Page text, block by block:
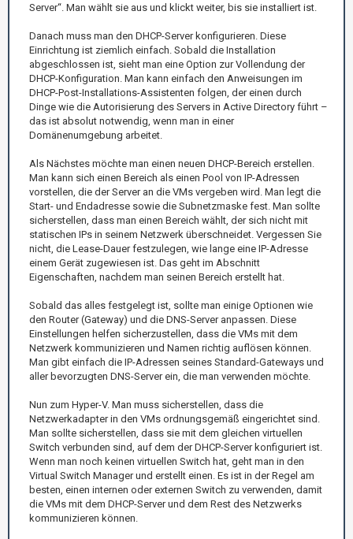
Server“. Man wählt sie aus und klickt weiter, bis sie installiert ist.
Danach muss man den DHCP-Server konfigurieren. Diese
Einrichtung ist ziemlich einfach. Sobald die Installation
abgeschlossen ist, sieht man eine Option zur Vollendung der
DHCP-Konfiguration. Man kann einfach den Anweisungen im
DHCP-Post-Installations-Assistenten folgen, der einen durch
Dinge wie die Autorisierung des Servers in Active Directory führt –
das ist absolut notwendig, wenn man in einer
Domänenumgebung arbeitet.
Als Nächstes möchte man einen neuen DHCP-Bereich erstellen.
Man kann sich einen Bereich als einen Pool von IP-Adressen
vorstellen, die der Server an die VMs vergeben wird. Man legt die
Start- und Endadresse sowie die Subnetzmaske fest. Man sollte
sicherstellen, dass man einen Bereich wählt, der sich nicht mit
statischen IPs in seinem Netzwerk überschneidet. Vergessen Sie
nicht, die Lease-Dauer festzulegen, wie lange eine IP-Adresse
einem Gerät zugewiesen ist. Das geht im Abschnitt
Eigenschaften, nachdem man seinen Bereich erstellt hat.
Sobald das alles festgelegt ist, sollte man einige Optionen wie
den Router (Gateway) und die DNS-Server anpassen. Diese
Einstellungen helfen sicherzustellen, dass die VMs mit dem
Netzwerk kommunizieren und Namen richtig auflösen können.
Man gibt einfach die IP-Adressen seines Standard-Gateways und
aller bevorzugten DNS-Server ein, die man verwenden möchte.
Nun zum Hyper-V. Man muss sicherstellen, dass die
Netzwerkadapter in den VMs ordnungsgemäß eingerichtet sind.
Man sollte sicherstellen, dass sie mit dem gleichen virtuellen
Switch verbunden sind, auf dem der DHCP-Server konfiguriert ist.
Wenn man noch keinen virtuellen Switch hat, geht man in den
Virtual Switch Manager und erstellt einen. Es ist in der Regel am
besten, einen internen oder externen Switch zu verwenden, damit
die VMs mit dem DHCP-Server und dem Rest des Netzwerks
kommunizieren können.